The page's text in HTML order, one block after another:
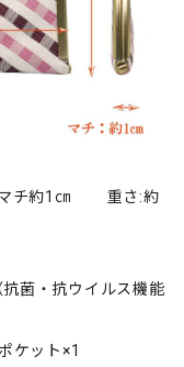
チ約1㎝ 重さ:約
抗ウイルス機能
ット×1